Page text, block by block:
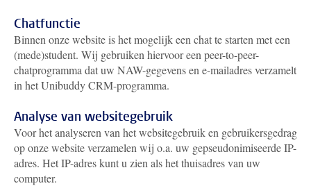
Chatfunctie
Binnen onze website is het mogelijk een chat te starten met een
(mede)student. Wij gebruiken hiervoor een peer-to-peer-
chatprogramma dat uw NAW-gegevens en e-mailadres verzamelt
in het Unibuddy CRM-programma.
Analyse van websitegebruik
Voor het analyseren van het websitegebruik en gebruikersgedrag
op onze website verzamelen wij o.a. uw gepseudonimiseerde IP-
adres. Het IP-adres kunt u zien als het thuisadres van uw
computer.